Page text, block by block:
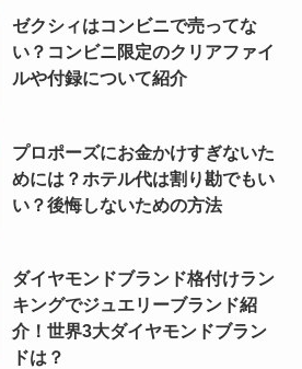
ゼクシィはコンビニで売ってな
い？コンビニ限定のクリアファイ
ルや付録について紹介
プロポーズにお金かけすぎないた
めには？ホテル代は割り勘でもい
い？後悔しないための方法
ダイヤモンドブランド格付けラン
キングでジュエリーブランド紹
介！世界3大ダイヤモンドブラン
ドは？